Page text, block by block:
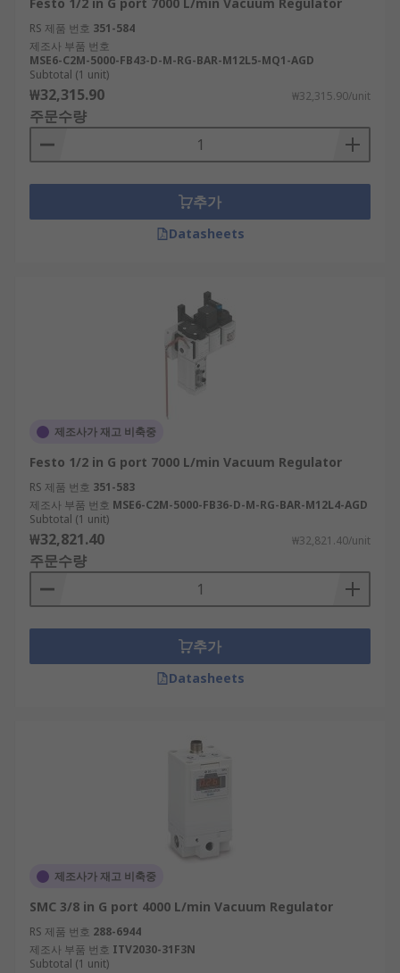
RS 제품 번호 351-584
제조사 부품 번호
MSE6-C2M-5000-FB43-D-M-RG-BAR-M12L5-MQ1-AGD
Subtotal (1 unit)
₩32,315.90 ₩32,315.90/unit
주문수량
추가
Datasheets
제조사가 재고 비축중
Festo 1/2 in G port 7000 L/min Vacuum Regulator
RS 제품 번호 351-583
제조사 부품 번호 MSE6-C2M-5000-FB36-D-M-RG-BAR-M12L4-AGD
Subtotal (1 unit)
₩32,821.40 ₩32,821.40/unit
주문수량
추가
Datasheets
제조사가 재고 비축중
SMC 3/8 in G port 4000 L/min Vacuum Regulator
RS 제품 번호 288-6944
제조사 부품 번호 ITV2030-31F3N
Subtotal (1 unit)